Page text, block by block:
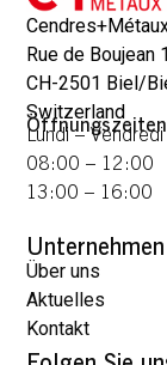
Rue de Boujean
CH-2501 Biel/
Switzerland
Öffnungszeiten
Lundi – Vendredi
08:00 – 12:00
13:00 – 16:00
Unternehmen
Über uns
Aktuelles
Kontakt